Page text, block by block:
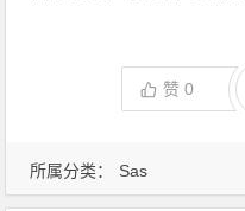
赞0
所属分类： Sas